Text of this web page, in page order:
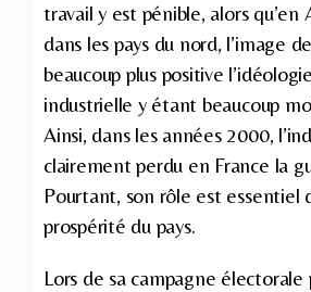
travail y est pénible, alors qu’en
dans les pays du nord, l’image
beaucoup plus positive
industrielle y étant beaucoup
Ainsi, dans les années 2000,
clairement perdu en France la
Pourtant, son rôle est essentiel
prospérité du pays.
Lors de sa campagne électorale